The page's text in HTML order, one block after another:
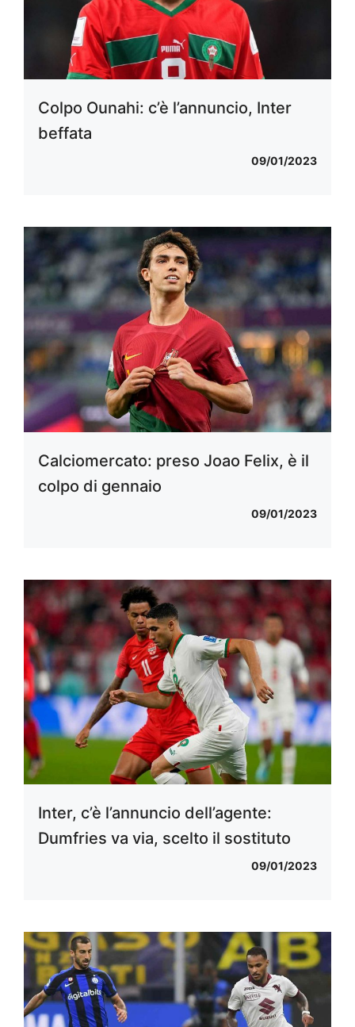
Colpo Ounahi: c’è l’annuncio, Inter
beffata
09/01/2023
Calciomercato: preso Joao Felix, è il
colpo di gennaio
09/01/2023
Inter, c’è l’annuncio dell’agente:
Dumfries va via, scelto il sostituto
09/01/2023